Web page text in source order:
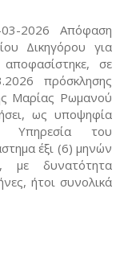
2026 Απόφαση
Δικηγόρου για
σε
πρόσκλησης
Μαρίας Ρωμανού
ως υποψηφία
Υπηρεσία του
έξι (6) μηνών
με δυνατότητα
ήτοι συνολικά